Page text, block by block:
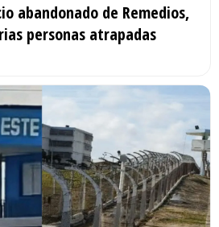
abandonado de Remedios,
personas atrapadas